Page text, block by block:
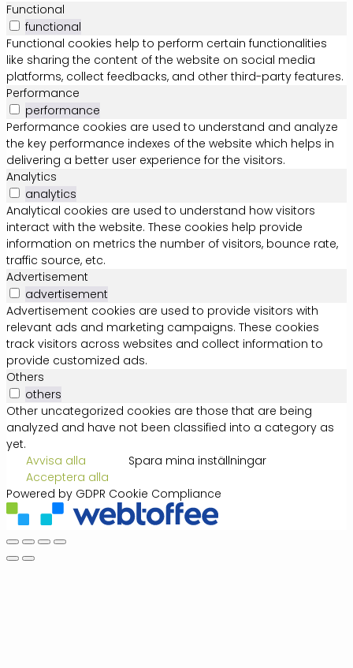
Functional
functional
Functional cookies help to perform certain functionalities
like sharing the content of the website on social media
platforms, collect feedbacks, and other third-party features.
Performance
performance
Performance cookies are used to understand and analyze
the key performance indexes of the website which helps in
delivering a better user experience for the visitors.
Analytics
analytics
Analytical cookies are used to understand how visitors
interact with the website. These cookies help provide
information on metrics the number of visitors, bounce rate,
traffic source, etc.
Advertisement
advertisement
Advertisement cookies are used to provide visitors with
relevant ads and marketing campaigns. These cookies
track visitors across websites and collect information to
provide customized ads.
Others
others
Other uncategorized cookies are those that are being
analyzed and have not been classified into a category as
yet.
Avvisa alla
Spara mina inställningar
Acceptera alla
Powered by GDPR Cookie Compliance